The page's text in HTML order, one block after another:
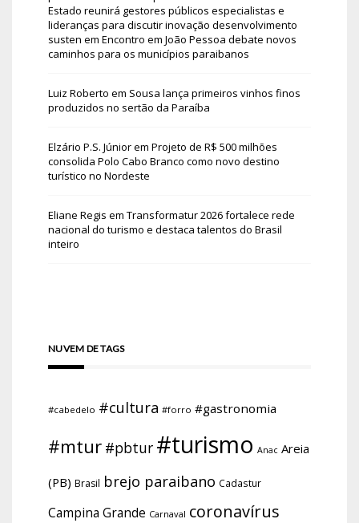
Estado reunirá gestores públicos especialistas e
lideranças para discutir inovação desenvolvimento
susten em Encontro em João Pessoa debate novos
caminhos para os municípios paraibanos
Luiz Roberto em Sousa lança primeiros vinhos finos
produzidos no sertão da Paraíba
Elzário P.S. Júniorem Projeto de R$ 500 milhões
consolida Polo Cabo Branco como novo destino
turístico no Nordeste
Eliane Regis em Transformatur 2026 fortalece rede
nacional do turismo e destaca talentos do Brasil
inteiro
NUVEM DE TAGS
#cabedelo #cultura #forro #gastronomia
#mtur #pbtur #turismo Anac Areia
(PB) Brasil brejo paraibano Cadastur
Campina Grande Carnaval coronavírus